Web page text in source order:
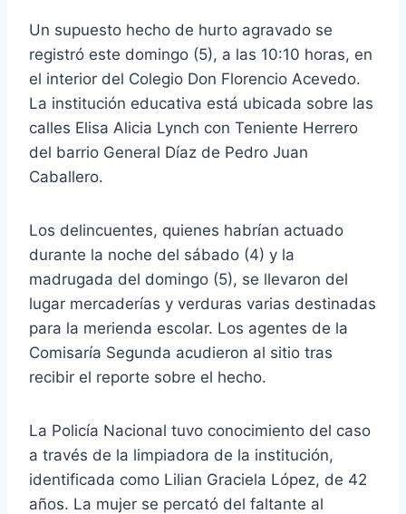
Un supuesto hecho de hurto agravado se
registró este domingo (5), a las 10:10 horas, en
el interior del Colegio Don Florencio Acevedo.
La institución educativa está ubicada sobre las
calles Elisa Alicia Lynch con Teniente Herrero
del barrio General Díaz de Pedro Juan
Caballero.
Los delincuentes, quienes habrían actuado
durante la noche del sábado (4) y la
madrugada del domingo (5), se llevaron del
lugar mercaderías y verduras varias destinadas
para la merienda escolar. Los agentes de la
Comisaría Segunda acudieron al sitio tras
recibir el reporte sobre el hecho.
La Policía Nacional tuvo conocimiento del caso
a través de la limpiadora de la institución,
identificada como Lilian Graciela López, de 42
años. La mujer se percató del faltante al